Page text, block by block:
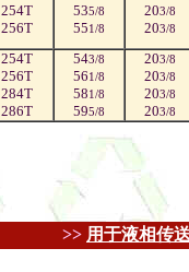
254T
256T
535/8
551/8
203/8
203/8
254T
256T
284T
286T
543/8
561/8
581/8
595/8
203/8
203/8
203/8
203/8
>> 用于液相传